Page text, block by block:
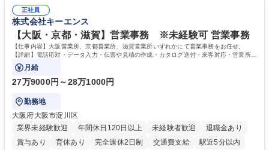
平均100件前後■メール・手紙：同上40件前後 募集職種 中野本社【お客様
相談室】お客様のお声をもとにより良い商品づくりへ貢献
すのでご安心ください。 【当社について】キリングループの広報機能を担
う会社として、お客様との出会いを大切にし、磨き上げたホスピタリティ
を込めてコミュニケーションをとりながら広報関連業務を行っておりま
す。 学歴・資格 学歴：大学院 大学 高専 短大 専修学校 高校 語学力： 資
格：
正社員
株式会社キーエンス
【大阪・京都・滋賀】営業事務 ※未経験可 営業事務
【仕事内容】大阪営業所、京都営業所、滋賀営業所いずれかにて営業事務をお任せ。
【詳細】電話応対・データ入力・伝票や見積の作成・カタログ送付・来客対応・営業所内
で発生する事務業務や業務改善をお任せ。
月給
27万9000円～28万1000円
勤務地
大阪府大阪市淀川区
業界未経験歓迎
年間休日120日以上 未経験者歓迎
退職金あり
賞与あり
育休あり 完全週休2日制 交通費支給 駅近5分以内